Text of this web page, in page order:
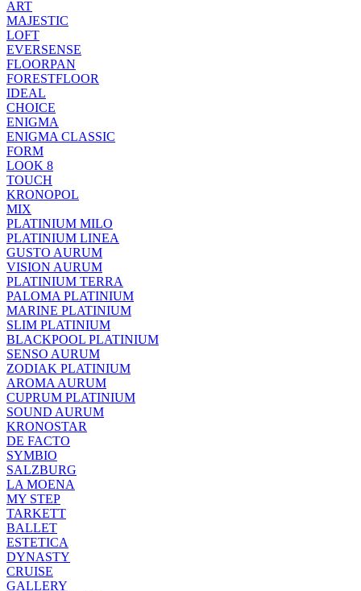
ART
MAJESTIC
LOFT
EVERSENSE
FLOORPAN
FORESTFLOOR
IDEAL
CHOICE
ENIGMA
ENIGMA CLASSIC
FORM
LOOK 8
TOUCH
KRONOPOL
MIX
PLATINIUM MILO
PLATINIUM LINEA
GUSTO AURUM
VISION AURUM
PLATINIUM TERRA
PALOMA PLATINIUM
MARINE PLATINIUM
SLIM PLATINIUM
BLACKPOOL PLATINIUM
SENSO AURUM
ZODIAK PLATINIUM
AROMA AURUM
CUPRUM PLATINIUM
SOUND AURUM
KRONOSTAR
DE FACTO
SYMBIO
SALZBURG
LA MOENA
MY STEP
TARKETT
BALLET
ESTETICA
DYNASTY
CRUISE
GALLERY